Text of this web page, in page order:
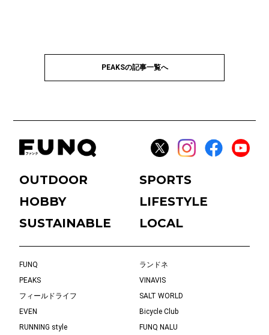
PEAKSの記事一覧へ
OUTDOOR
SPORTS
HOBBY
LIFESTYLE
SUSTAINABLE
LOCAL
FUNQ
ランドネ
PEAKS
VINAVIS
フィールドライフ
SALT WORLD
EVEN
Bicycle Club
RUNNING style
FUNQ NALU